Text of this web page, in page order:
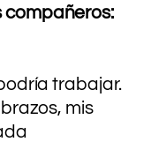
compañeros:
trabajar.
mis